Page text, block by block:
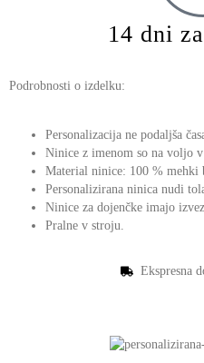
14 dni
Podrobnosti o izdelku:
Personalizacija ne podaljša
Ninice z imenom so na voljo
Material ninice: 100 % mehki
Personalizirana ninica nudi
Ninice za dojenčke imajo
Pralne v stroju.
Ekspresna